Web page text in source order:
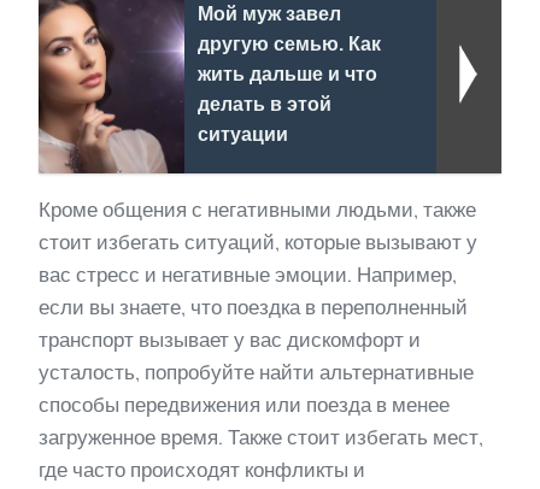
Мой муж завел
другую семью. Как
жить дальше и что
делать в этой
ситуации
Кроме общения с негативными людьми, также
стоит избегать ситуаций, которые вызывают у
вас стресс и негативные эмоции. Например,
если вы знаете, что поездка в переполненный
транспорт вызывает у вас дискомфорт и
усталость, попробуйте найти альтернативные
способы передвижения или поезда в менее
загруженное время. Также стоит избегать мест,
где часто происходят конфликты и